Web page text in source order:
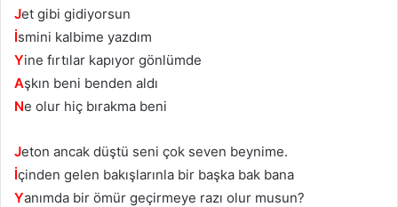
Jet gibi gidiyorsun
İsmini kalbime yazdım
Yine fırtılar kapıyor gönlümde
Aşkın beni benden aldı
Ne olur hiç bırakma beni
Jeton ancak düştü seni çok seven beynime.
İçinden gelen bakışlarınla bir başka bak bana
Yanımda bir ömür geçirmeye razı olur musun?